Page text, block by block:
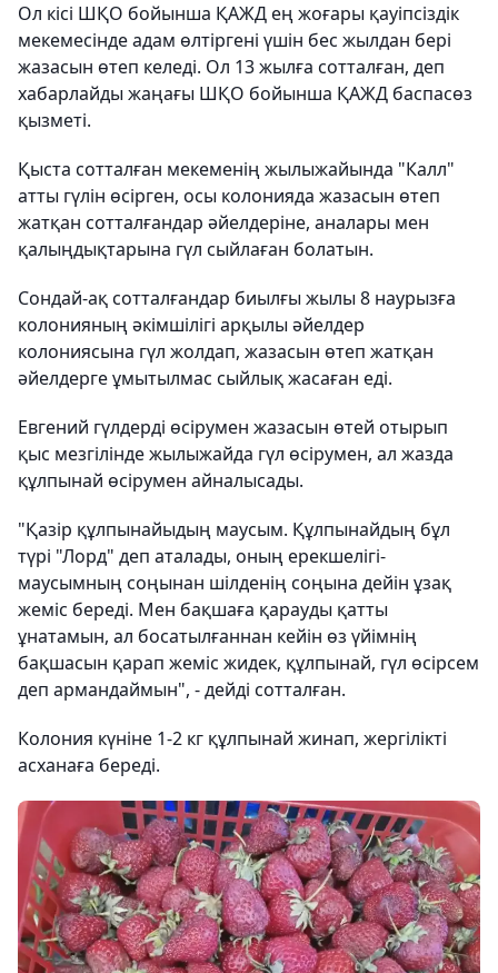
Ол кісі ШҚО бойынша ҚАЖД ең жоғары қауіпсіздік
мекемесінде адам өлтіргені үшін бес жылдан бері
жазасын өтеп келеді. Ол 13 жылға сотталған, деп
хабарлайды жаңағы ШҚО бойынша ҚАЖД баспасөз
қызметі.
Қыста сотталған мекеменің жылыжайында "Калл"
атты гүлін өсірген, осы колонияда жазасын өтеп
жатқан сотталғандар әйелдеріне, аналары мен
қалыңдықтарына гүл сыйлаған болатын.
Сондай-ақ сотталғандар биылғы жылы 8 наурызға
колонияның әкімшілігі арқылы әйелдер
колониясына гүл жолдап, жазасын өтеп жатқан
әйелдерге ұмытылмас сыйлық жасаған еді.
Евгений гүлдерді өсірумен жазасын өтей отырып
қыс мезгілінде жылыжайда гүл өсірумен, ал жазда
құлпынай өсірумен айналысады.
"Қазір құлпынайыдың маусым. Құлпынайдың бұл
түрі "Лорд" деп аталады, оның ерекшелігі-
маусымның соңынан шілденің соңына дейін ұзақ
жеміс береді. Мен бақшаға қарауды қатты
ұнатамын, ал босатылғаннан кейін өз үйімнің
бақшасын қарап жеміс жидек, құлпынай, гүл өсірсем
деп армандаймын", - дейді сотталған.
Колония күніне 1-2 кг құлпынай жинап, жергілікті
асханаға береді.